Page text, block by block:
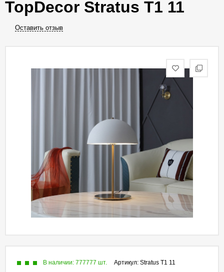
TopDecor Stratus T1 11
Оставить отзыв
Артикул: Stratus T1 11
В наличии: 777777 шт.